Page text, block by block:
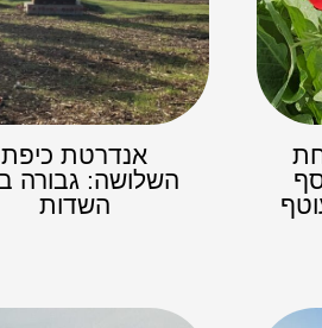
אנדרטת כיפת
השלושה: גבורה
השדות